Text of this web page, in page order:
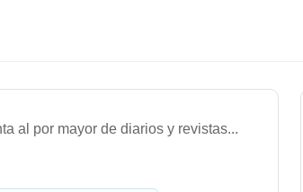
al por mayor de diarios y revistas...